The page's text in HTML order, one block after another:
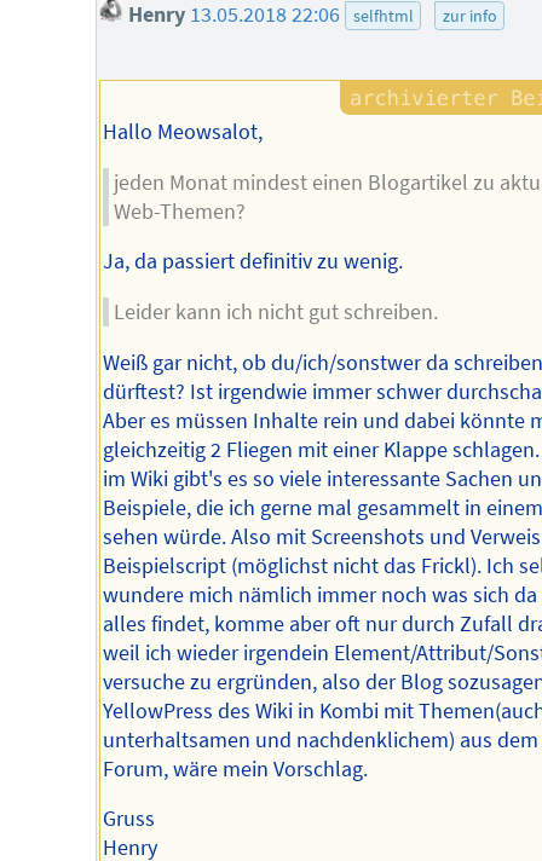
Henry 13.05.2018 22:06 selfhtml zur info
Hallo Meowsalot,
jeden Monat mindest einen Blogartikel zu
Web-Themen?
Ja, da passiert definitiv zu wenig.
Leider kann ich nicht gut schreiben.
Weiß gar nicht, ob du/ich/sonstwer da schreiben
dürftest? Ist irgendwie immer schwer
Aber es müssen Inhalte rein und dabei könnte
gleichzeitig 2 Fliegen mit einer Klappe
im Wiki gibt's es so viele interessante Sachen
Beispiele, die ich gerne mal gesammelt in
sehen würde. Also mit Screenshots und
Beispielscript (möglichst nicht das Frickl). Ich
wundere mich nämlich immer noch was sich da
alles findet, komme aber oft nur durch Zufall
weil ich wieder irgendein Element/Attribut/
versuche zu ergründen, also der Blog
YellowPress des Wiki in Kombi mit
unterhaltsamen und nachdenklichem) aus dem
Forum, wäre mein Vorschlag.
Gruss
Henry